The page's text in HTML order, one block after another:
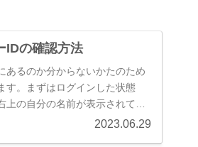
IDの確認方法
あるのか分からないかたのため
す。まずはログインした状態
上の自分の名前が表示されてい
2023.06.29